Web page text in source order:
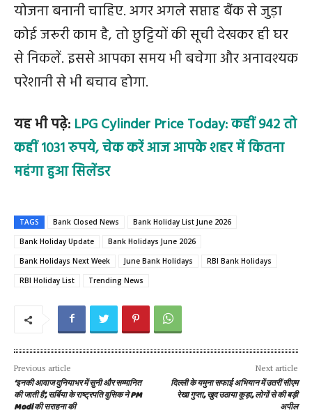
योजना बनानी चाहिए. अगर अगले सप्ताह बैंक से जुड़ा
कोई जरूरी काम है, तो छुट्टियों की सूची देखकर ही घर
से निकलें. इससे आपका समय भी बचेगा और अनावश्यक
परेशानी से भी बचाव होगा.
यह भी पढ़े: LPG Cylinder Price Today: कहीं 942 तो
कहीं 1031 रुपये, चेक करें आज आपके शहर में कितना
महंगा हुआ सिलेंडर
TAGS Bank Closed News
Bank Holiday List June 2026
Bank Holiday Update
Bank Holidays June 2026
Bank Holidays Next Week
June Bank Holidays
RBI Bank Holidays
RBI Holiday List
Trending News
Previous article
‘इनकी आवाज दुनियाभर में सुनी और सम्मानित
की जाती है’, सर्बिया के राष्ट्रपति वुसिक ने PM
Modi की सराहना की
Next article
दिल्ली के यमुना सफाई अभियान में उतरीं सीएम
रेखा गुप्ता, खुद उठाया कूड़ा, लोगों से की बड़ी
अपील